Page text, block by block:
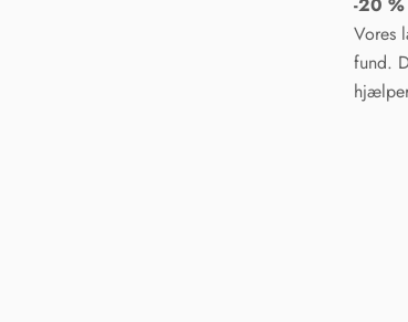
Vores
fund.